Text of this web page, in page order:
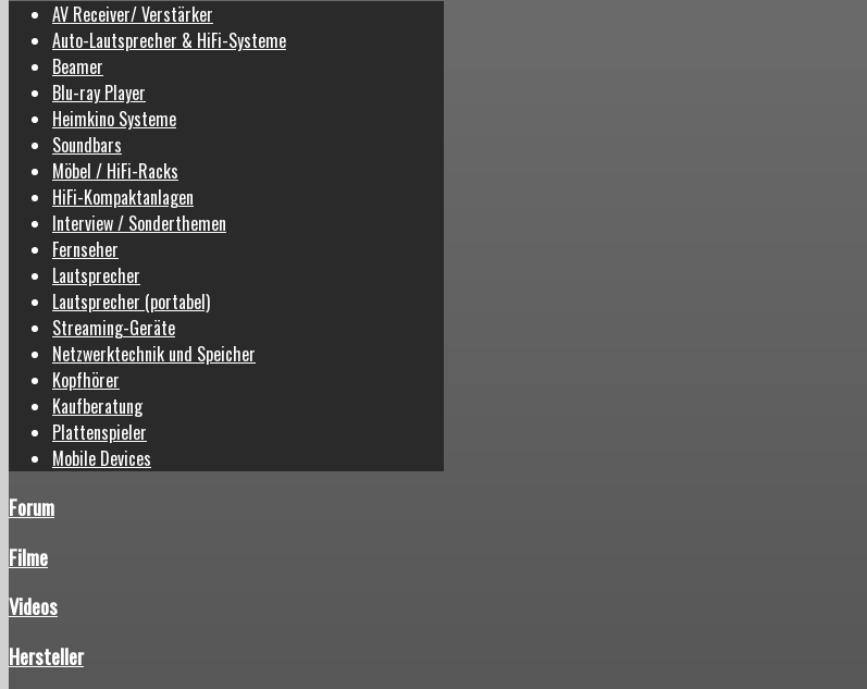
AV Receiver/ Verstärker
Auto-Lautsprecher & HiFi-Systeme
Beamer
Blu-ray Player
Heimkino Systeme
Soundbars
Möbel / HiFi-Racks
HiFi-Kompaktanlagen
Interview / Sonderthemen
Fernseher
Lautsprecher
Lautsprecher (portabel)
Streaming-Geräte
Netzwerktechnik und Speicher
Kopfhörer
Kaufberatung
Plattenspieler
Mobile Devices
Forum
Filme
Videos
Hersteller